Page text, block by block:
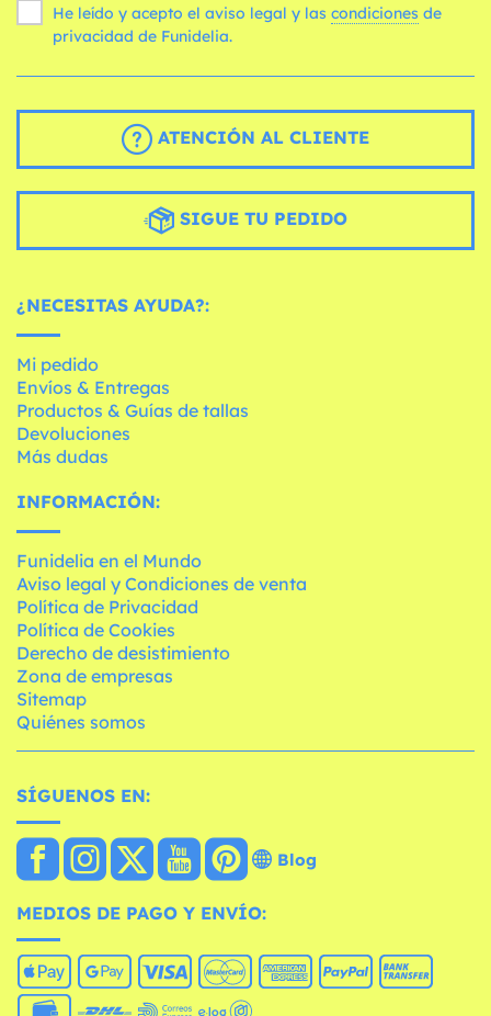
He leído y acepto el aviso legal y las condiciones
privacidad de Funidelia.
ATENCIÓN AL CLIENTE
SIGUE TU PEDIDO
¿NECESITAS AYUDA?:
Mi pedido
Envíos & Entregas
Productos & Guías de tallas
Devoluciones
Más dudas
INFORMACIÓN:
Funidelia en el Mundo
Aviso legal y Condiciones de venta
Política de Privacidad
Política de Cookies
Derecho de desistimiento
Zona de empresas
Sitemap
Quiénes somos
SÍGUENOS EN:
Blog
MEDIOS DE PAGO Y ENVÍO: